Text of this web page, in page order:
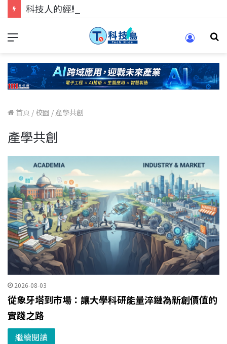
首頁 / 校園 / 產學共創
產學共創
2026-08-03
從象牙塔到市場：讓大學科研能量淬鏈為新創價值的
實踐之路
繼續閱讀